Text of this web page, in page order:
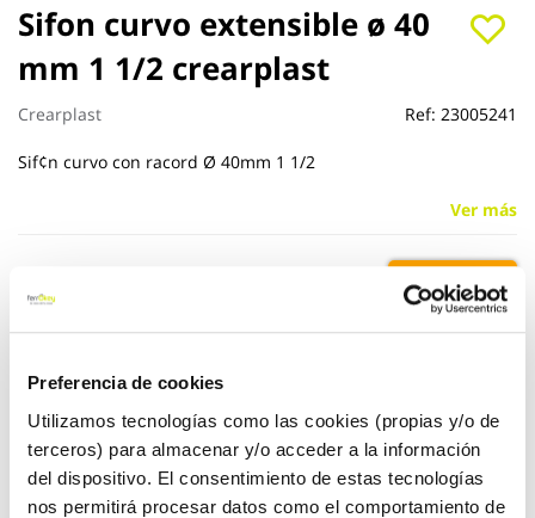
Preferencia de cookies
Utilizamos tecnologías como las cookies (propias y/o de
terceros) para almacenar y/o acceder a la información
del dispositivo. El consentimiento de estas tecnologías
nos permitirá procesar datos como el comportamiento de
Sifon curvo extensible ø 40
mm 1 1/2 crearplast
Crearplast Ref: 23005241
Sif¢n curvo con racord Ø 40mm 1 1/2
Ver más
2,95 €
Click&Collect - Recogida gratis
en nuestras tiendas
Envío a domicilio:
5 días hábiles
Saltar
al
comienzo
de
la
galería
de